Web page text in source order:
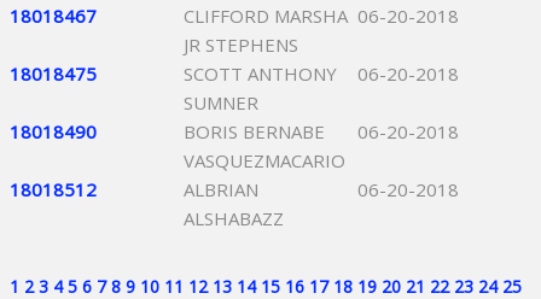
18018467
CLIFFORD MARSHA
JR STEPHENS
06-20-2018
18018475
SCOTT ANTHONY
SUMNER
06-20-2018
18018490
BORIS BERNABE
VASQUEZMACARIO
06-20-2018
18018512
ALBRIAN
ALSHABAZZ
06-20-2018
1 2 3 4 5 6 7 8 9 10 11 12 13 14 15 16 17 18 19 20 21 22 23 24 25